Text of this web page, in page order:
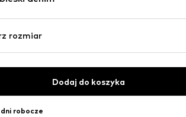
rozmiar
Dodaj do koszyka
robocze